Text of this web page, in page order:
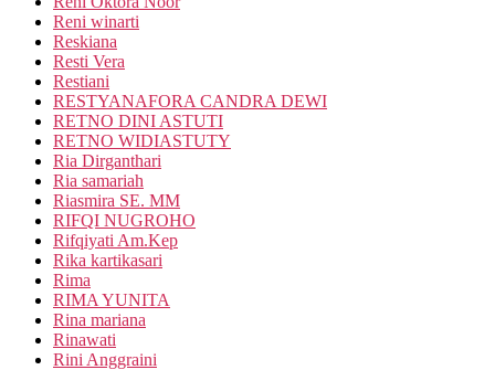
Reni winarti
Reskiana
Resti Vera
Restiani
RESTYANAFORA CANDRA DEWI
RETNO DINI ASTUTI
RETNO WIDIASTUTY
Ria Dirganthari
Ria samariah
Riasmira SE. MM
RIFQI NUGROHO
Rifqiyati Am.Kep
Rika kartikasari
Rima
RIMA YUNITA
Rina mariana
Rinawati
Rini Anggraini